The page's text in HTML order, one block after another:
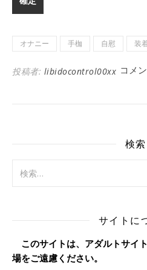
オナニー 手枷 自慰 装
投稿者: libidocontrol00xx コメ
検索
サイトに
このサイトは、アダルトサイ
場をご遠慮ください。